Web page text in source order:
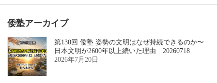
倭塾アーカイブ
第130回 倭塾 姿勢の文明はなぜ持続できるのか〜
日本文明が2600年以上続いた理由 20260718
2026年7月20日